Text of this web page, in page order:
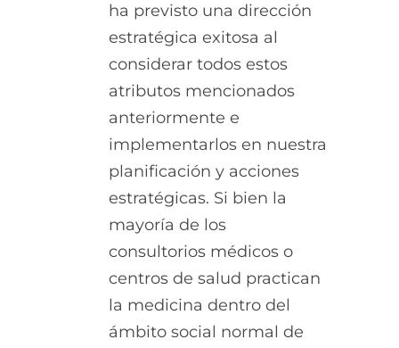
ha previsto una dirección
estratégica exitosa al
considerar todos estos
atributos mencionados
anteriormente e
implementarlos en nuestra
planificación y acciones
estratégicas. Si bien la
mayoría de los
consultorios médicos o
centros de salud practican
la medicina dentro del
ámbito social normal de